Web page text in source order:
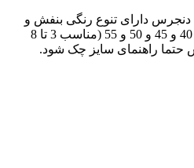
دارای تنوع رنگی بنفش و
نارنجی و زرد و تنوع سایز های 40 و 45 و 50 و 55 (مناسب 3 تا 8
راهنمای سایز چک شود.